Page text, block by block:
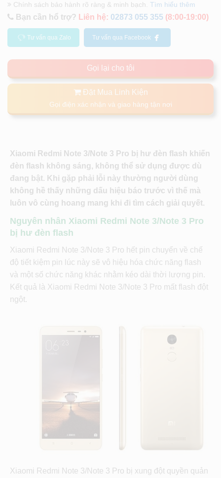
Chính sách bảo hành rõ ràng & minh bạch. Tìm hiểu thêm
Bạn cần hổ trợ? Liên hệ: 02873 055 355 (8:00-19:00)
Tư vấn qua Zalo Tư vấn qua Facebook
Gọi lại cho tôi
Đặt Mua Linh Kiện
Gọi điện xác nhận và giao hàng tận nơi
Xiaomi Redmi Note 3/Note 3 Pro bị hư đèn flash khiến
đèn flash không sáng, không thể sử dụng được dù
đang bật. Khi gặp phải lỗi này thường người dùng
không hề thấy những dấu hiệu báo trước vì thế mà
luôn vô cùng hoang mang khi đi tìm cách giải quyết.
Nguyên nhân Xiaomi Redmi Note 3/Note 3 Pro
bị hư đèn flash
Xiaomi Redmi Note 3/Note 3 Pro hết pin chuyển về chế
độ tiết kiệm pin lúc này sẽ vô hiệu hóa chức năng flash
và một số chức năng khác nhằm kéo dài thời lượng pin.
Kết quả là Xiaomi Redmi Note 3/Note 3 Pro mất flash đột
ngột.
Xiaomi Redmi Note 3/Note 3 Pro bị xung đột quyền quản